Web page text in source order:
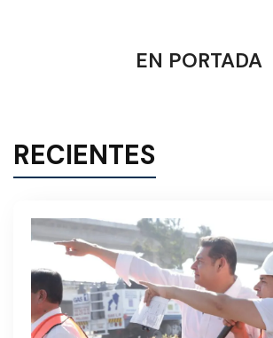
EN PORTADA
RECIENTES